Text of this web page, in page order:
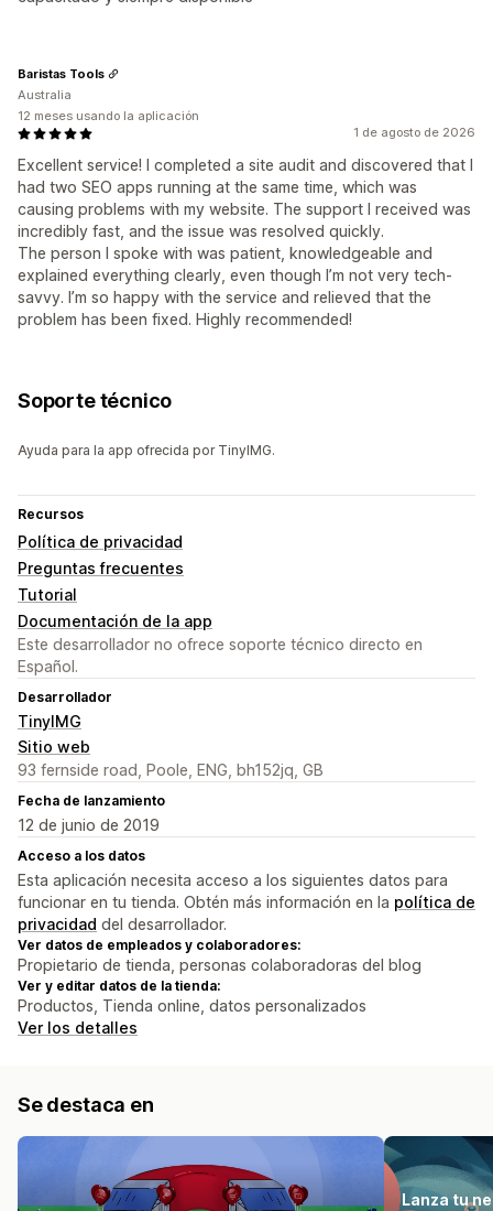
1 de agosto de 2026
Excellent service! I completed a site audit and discovered that I
had two SEO apps running at the same time, which was
causing problems with my website. The support I received was
incredibly fast, and the issue was resolved quickly.
The person I spoke with was patient, knowledgeable and
explained everything clearly, even though I’m not very tech-
savvy. I’m so happy with the service and relieved that the
problem has been fixed. Highly recommended!
Baristas Tools
Australia
12 meses usando la aplicación
Soporte técnico
Ayuda para la app ofrecida por TinyIMG.
Recursos
Política de privacidad
Preguntas frecuentes
Tutorial
Documentación de la app
Este desarrollador no ofrece soporte técnico directo en
Español.
Desarrollador
TinyIMG
Sitio web
93 fernside road, Poole, ENG, bh152jq, GB
Fecha de lanzamiento
12 de junio de 2019
Acceso a los datos
Esta aplicación necesita acceso a los siguientes datos para
funcionar en tu tienda. Obtén más información en la política de
privacidad del desarrollador.
Ver datos de empleados y colaboradores:
Propietario de tienda, personas colaboradoras del blog
Ver y editar datos de la tienda:
Productos, Tienda online, datos personalizados
Ver los detalles
Se destaca en
Lanza tu